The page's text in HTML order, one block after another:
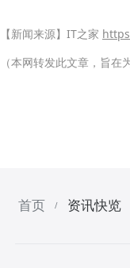
【新闻来源】IT之家
（本网转发此文章，旨
首页 / 资讯快览